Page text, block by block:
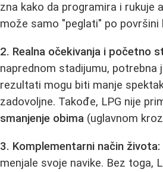
zna kako da programira i rukuje
može samo "peglati" po površini
2. Realna očekivanja i početno
naprednom stadijumu,
rezultati mogu biti manje
zadovoljne. Takođe, LPG nije
smanjenje obima (uglavnom
3. Komplementarni način života:
menjale svoje navike. Bez toga,